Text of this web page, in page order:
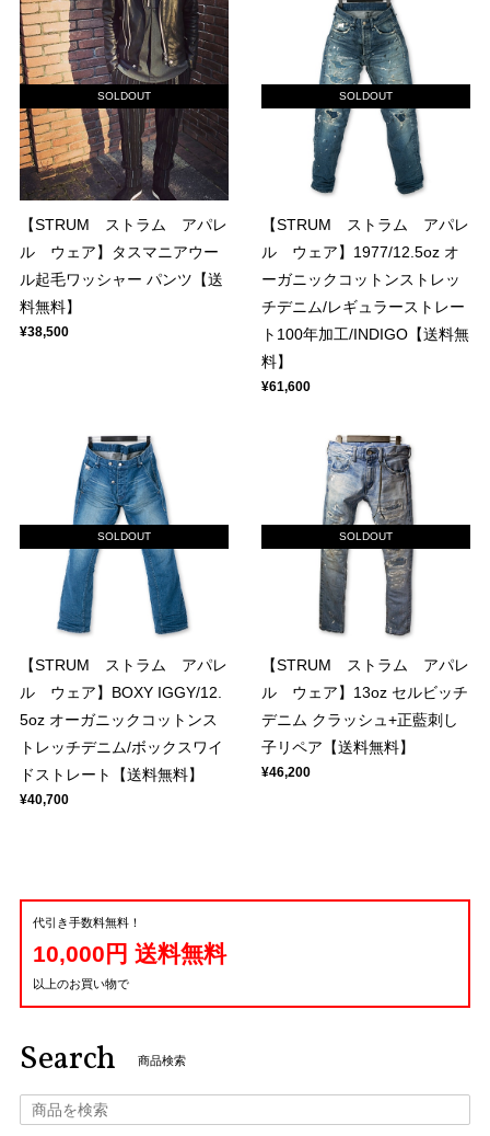
SOLDOUT
【STRUM ストラム アパレ
ル ウェア】タスマニアウー
ル起毛ワッシャー パンツ【送
料無料】
¥38,500
SOLDOUT
【STRUM ストラム アパレ
ル ウェア】1977/12.5oz オ
ーガニックコットンストレッ
チデニム/レギュラーストレー
ト100年加工/INDIGO【送料無
料】
¥61,600
SOLDOUT
【STRUM ストラム アパレ
ル ウェア】BOXY IGGY/12.
5oz オーガニックコットンス
トレッチデニム/ボックスワイ
ドストレート【送料無料】
¥40,700
SOLDOUT
【STRUM ストラム アパレ
ル ウェア】13oz セルビッチ
デニム クラッシュ+正藍刺し
子リペア【送料無料】
¥46,200
代引き手数料無料！
10,000円 送料無料
以上のお買い物で
Search 商品検索